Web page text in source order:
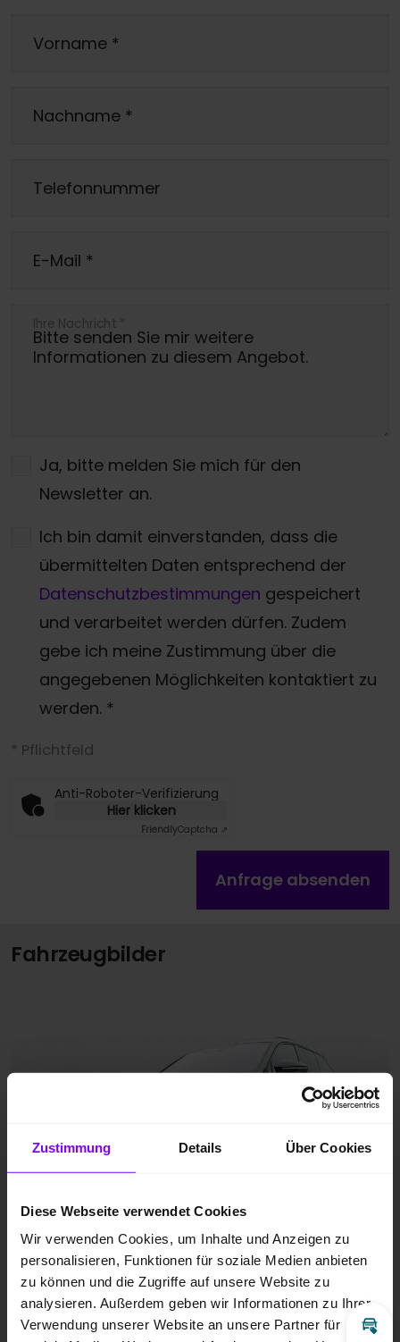
Zustimmung Details Über Cookies
Diese Webseite verwendet Cookies
Wir verwenden Cookies, um Inhalte und Anzeigen zu
personalisieren, Funktionen für soziale Medien anbieten
zu können und die Zugriffe auf unsere Website zu
analysieren. Außerdem geben wir Informationen zu Ihrer
Verwendung unserer Website an unsere Partner für
Vorname *
Nachname *
Telefonnummer
E-Mail *
Ihre Nachricht *
Ja, bitte melden Sie mich für den
Newsletter an.
Ich bin damit einverstanden, dass die
übermittelten Daten entsprechend der
Datenschutzbestimmungen gespeichert
und verarbeitet werden dürfen. Zudem
gebe ich meine Zustimmung über die
angegebenen Möglichkeiten kontaktiert zu
werden. *
* Pflichtfeld
Anti-Roboter-Verifizierung
Hier klicken
FriendlyCaptcha ⇗
Anfrage absenden
Fahrzeugbilder